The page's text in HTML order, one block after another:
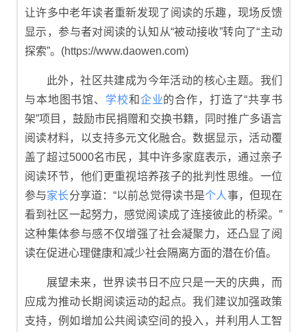
让许多中老年读者重新发现了阅读的乐趣，现场反馈
显示，参与者对阅读的认知从“被动接收”转向了“主动
探索”。(https://www.daowen.com)
此外，社区共建成为今年活动的核心主题。我们
与本地图书馆、 学校和企业的合作，打造了“共享书
架”项目，鼓励市民捐赠和交换书籍，同时推广多语言
阅读材料，以支持多元文化融合。数据显示，活动覆
盖了超过5000名市民，其中许多家庭表示，通过亲子
阅读环节，他们更重视培养孩子的批判性思维。一位
参与家长分享道：“以前总觉得读书是个人事，但现在
看到社区一起努力，感觉阅读成了连接彼此的桥梁。”
这种集体参与感不仅增强了社会凝聚力，还凸显了阅
读在促进心理健康和减少社会隔离方面的潜在价值。
展望未来，世界读书日不应只是一天的庆典，而
应成为推动长期阅读运动的起点。我们建议加强政策
支持，例如增加公共阅读空间的投入，并利用人工智